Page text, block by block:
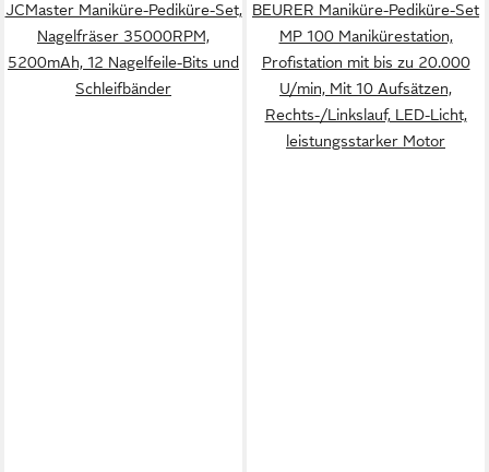
JCMaster Maniküre-Pediküre-Set,
Nagelfräser 35000RPM,
5200mAh, 12 Nagelfeile-Bits und
Schleifbänder
BEURER Maniküre-Pediküre-Set
MP 100 Manikürestation,
Profistation mit bis zu 20.000
U/min, Mit 10 Aufsätzen,
Rechts-/Linkslauf, LED-Licht,
leistungsstarker Motor